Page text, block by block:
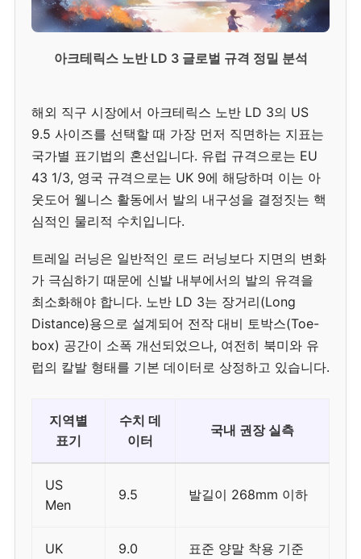
아크테릭스 노반 LD 3 글로벌 규격 정밀 분석
해외 직구 시장에서 아크테릭스 노반 LD 3의 US
9.5 사이즈를 선택할 때 가장 먼저 직면하는 지표는
국가별 표기법의 혼선입니다. 유럽 규격으로는 EU
43 1/3, 영국 규격으로는 UK 9에 해당하며 이는 아
웃도어 웰니스 활동에서 발의 내구성을 결정짓는 핵
심적인 물리적 수치입니다.
트레일 러닝은 일반적인 로드 러닝보다 지면의 변화
가 극심하기 때문에 신발 내부에서의 발의 유격을
최소화해야 합니다. 노반 LD 3는 장거리(Long
Distance)용으로 설계되어 전작 대비 토박스(Toe-
box) 공간이 소폭 개선되었으나, 여전히 북미와 유
럽의 칼발 형태를 기본 데이터로 상정하고 있습니다.
지역별
표기
수치 데
이터
국내 권장 실측
US
Men
9.5 발길이 268mm 이하
UK 9.0 표준 양말 착용 기준